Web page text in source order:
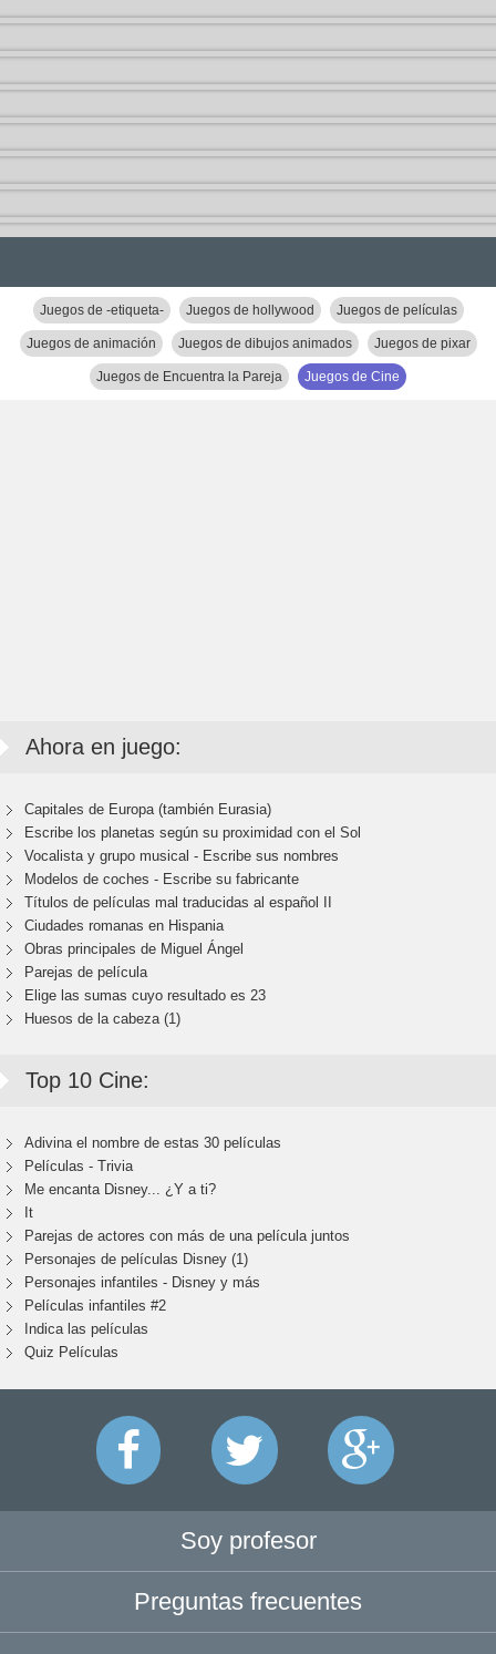
Juegos de -etiqueta- Juegos de hollywood Juegos de películas
Juegos de animación Juegos de dibujos animados Juegos de pixar
Juegos de Encuentra la Pareja Juegos de Cine
Ahora en juego:
Capitales de Europa (también Eurasia)
Escribe los planetas según su proximidad con el Sol
Vocalista y grupo musical - Escribe sus nombres
Modelos de coches - Escribe su fabricante
Títulos de películas mal traducidas al español II
Ciudades romanas en Hispania
Obras principales de Miguel Ángel
Parejas de película
Elige las sumas cuyo resultado es 23
Huesos de la cabeza (1)
Top 10 Cine:
Adivina el nombre de estas 30 películas
Películas - Trivia
Me encanta Disney... ¿Y a ti?
It
Parejas de actores con más de una película juntos
Personajes de películas Disney (1)
Personajes infantiles - Disney y más
Películas infantiles #2
Indica las películas
Quiz Películas
Soy profesor
Preguntas frecuentes